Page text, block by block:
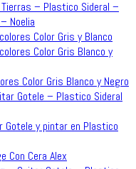
– Plastico Sideral –
Noelia
Color Gris y Blanco
Color Gris Blanco y
Color Gris Blanco y Negro
Gotele – Plastico Sideral
Gotele y pintar en Plastico
Con Cera Alex